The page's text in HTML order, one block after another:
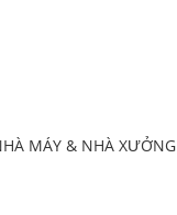
MÁY & NHÀ XƯỞNG